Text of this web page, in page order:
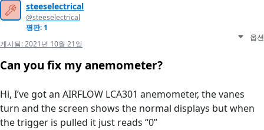
steeselectrical
@steeselectrical
평판: 1
게시됨:2021년 10월 21일
옵션
Can you fix my anemometer?
Hi, I’ve got an AIRFLOW LCA301 anemometer, the vanes
turn and the screen shows the normal displays but when
the trigger is pulled it just reads “0”